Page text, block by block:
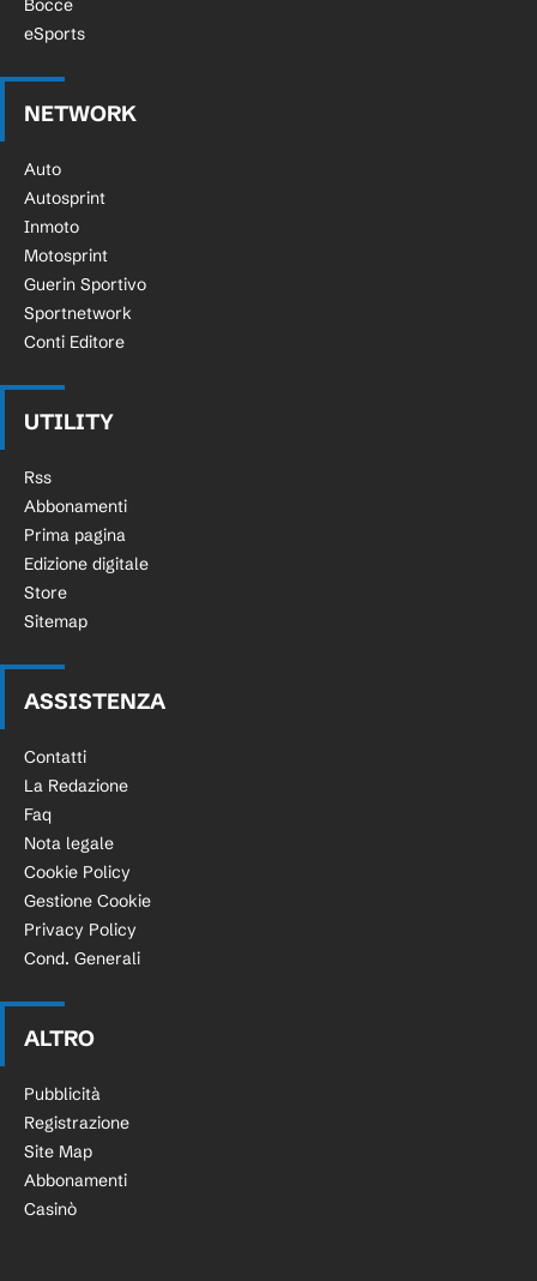
Bocce
eSports
NETWORK
Auto
Autosprint
Inmoto
Motosprint
Guerin Sportivo
Sportnetwork
Conti Editore
UTILITY
Rss
Abbonamenti
Prima pagina
Edizione digitale
Store
Sitemap
ASSISTENZA
Contatti
La Redazione
Faq
Nota legale
Cookie Policy
Gestione Cookie
Privacy Policy
Cond. Generali
ALTRO
Pubblicità
Registrazione
Site Map
Abbonamenti
Casinò